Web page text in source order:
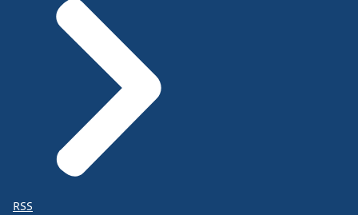
RSS